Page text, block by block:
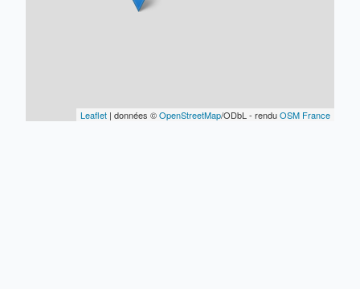
Leaflet | données ©OpenStreetMap/ODbL - renduOSM France